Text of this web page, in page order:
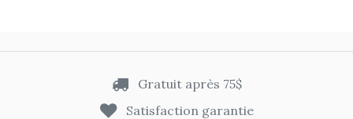
Gratuit après 75$
Satisfaction garantie